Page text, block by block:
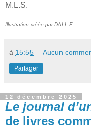
M.L.S.
Illustration créée par DALL-E
à 15:55 Aucun
Partager
12 décembre 2025
Le journal
de livres